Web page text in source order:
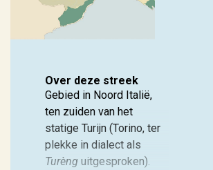
Frankrijk(146)
Italië(40)
Over deze streek
Gebied in Noord Italië,
ten zuiden van het
statige Turijn (Torino, ter
plekke in dialect als
Turèng uitgesproken).